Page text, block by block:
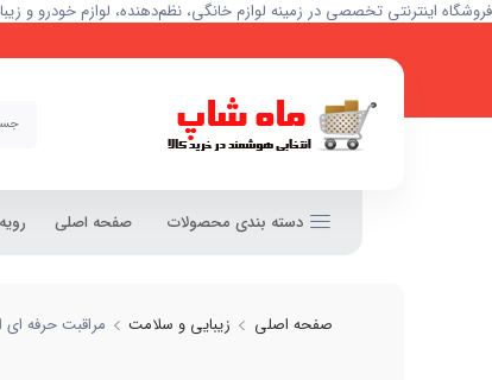
فروشگاه اینترنتی تخصصی در زمینه لوازم خانگی، نظم‌دهنده، لوازم خودرو و
دسته بندی محصولات صفحه اصلی
صفحه اصلی زیبایی و سلامت مراقبت حرفه